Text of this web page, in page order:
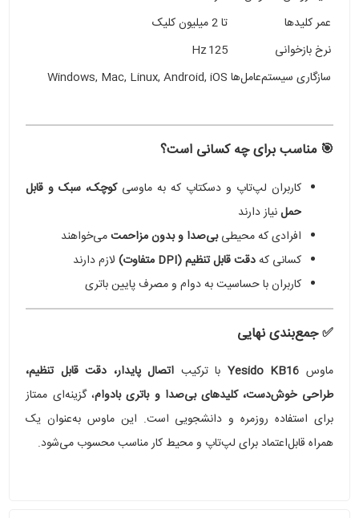
عمر کلیدها
تا 2 میلیون کلیک
نرخ بازخوانی
125 Hz
سازگاری سیستم‌عامل‌ها Windows, Mac, Linux, Android, iOS
🎯 مناسب برای چه کسانی است؟
کاربران لپ‌تاپ و دسکتاپ که به ماوسیکوچک، سبک و قابل
حملنیاز دارند
افرادی که محیطیبی‌صدا و بدون مزاحمتمی‌خواهند
کسانی کهدقت قابل تنظیم (DPI متفاوت)
لازم دارند
کاربران با حساسیت به دوام و مصرف پایین باتری
✅ جمع‌بندی نهایی
ماوس Yesido KB16 با ترکیب اتصال پایدار، دقت قابل تنظیم،
طراحی خوش‌دست، کلیدهای بی‌صدا و باتری بادوام، گزینه‌ای ممتاز
برای استفاده روزمره و دانشجویی است. این ماوس به‌عنوان یک
همراه قابل‌اعتماد برای لپ‌تاپ و محیط کار مناسب محسوب می‌شود.